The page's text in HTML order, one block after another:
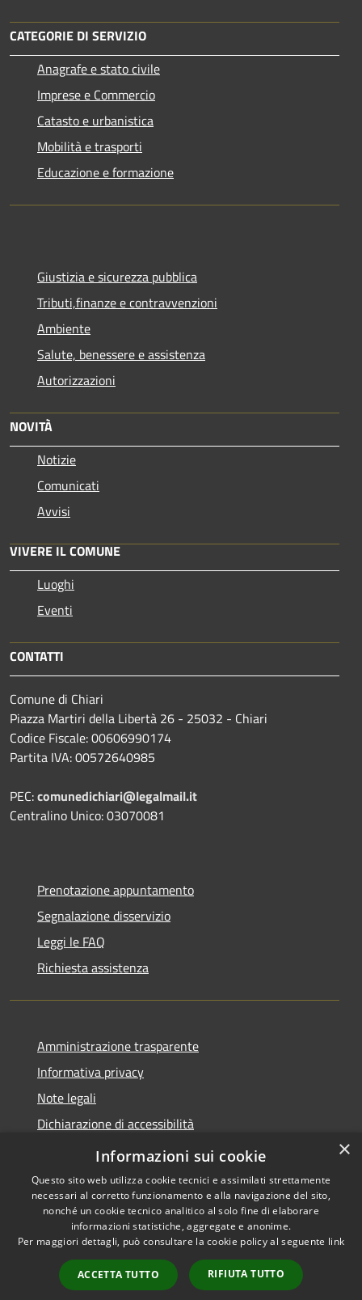
CATEGORIE DI SERVIZIO
Anagrafe e stato civile
Imprese e Commercio
Catasto e urbanistica
Mobilità e trasporti
Educazione e formazione
Giustizia e sicurezza pubblica
Tributi,finanze e contravvenzioni
Ambiente
Salute, benessere e assistenza
Autorizzazioni
NOVITÀ
Notizie
Comunicati
Avvisi
VIVERE IL COMUNE
Luoghi
Eventi
CONTATTI
Comune di Chiari
Piazza Martiri della Libertà 26 - 25032 - Chiari
Codice Fiscale: 00606990174
Partita IVA: 00572640985
PEC:comunedichiari@legalmail.it
Centralino Unico: 03070081
Prenotazione appuntamento
Segnalazione disservizio
Leggi le FAQ
Richiesta assistenza
Amministrazione trasparente
Informativa privacy
Note legali
Dichiarazione di accessibilità
Obiettivi accessibilità
Accessibilità
Copyright © 2026 • Comune di
Chiari • Powered by
Municipium•
Accesso
redazione
×
Informazioni sui cookie
Questo sito web utilizza cookie tecnici e assimilati strettamente
necessari al corretto funzionamento e alla navigazione del sito,
nonché un cookie tecnico analitico al solo fine di elaborare
informazioni statistiche, aggregate e anonime.
Per maggiori dettagli, può consultare la cookie policy al seguente link
ACCETTA TUTTO RIFIUTA TUTTO